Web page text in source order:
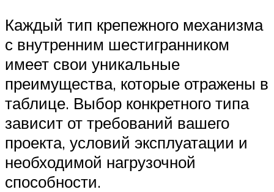
Каждый тип крепежного механизма
с внутренним шестигранником
имеет свои уникальные
преимущества, которые отражены в
таблице. Выбор конкретного типа
зависит от требований вашего
проекта, условий эксплуатации и
необходимой нагрузочной
способности.